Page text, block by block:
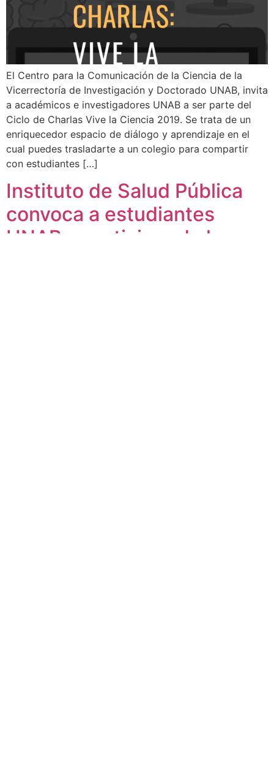
El Centro para la Comunicación de la Ciencia de la
Vicerrectoría de Investigación y Doctorado UNAB, invita
a académicos e investigadores UNAB a ser parte del
Ciclo de Charlas Vive la Ciencia 2019. Se trata de un
enriquecedor espacio de diálogo y aprendizaje en el
cual puedes trasladarte a un colegio para compartir
con estudiantes […]
Instituto de Salud Pública
convoca a estudiantes
UNAB a participar de las